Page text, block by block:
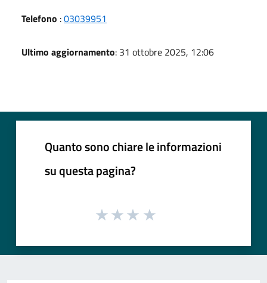
Telefono :03039951
Ultimo aggiornamento: 31 ottobre 2025, 12:06
Quanto sono chiare le informazioni
su questa pagina?